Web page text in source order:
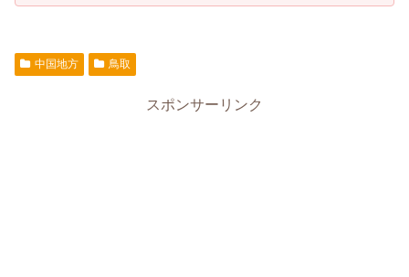
中国地方 鳥取
スポンサーリンク